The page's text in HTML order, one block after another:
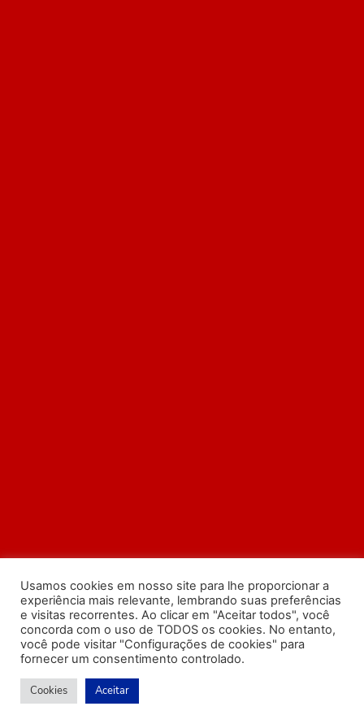
Usamos cookies em nosso site para lhe proporcionar a
experiência mais relevante, lembrando suas preferências
e visitas recorrentes. Ao clicar em "Aceitar todos", você
concorda com o uso de TODOS os cookies. No entanto,
você pode visitar "Configurações de cookies" para
fornecer um consentimento controlado.
Cookies Aceitar